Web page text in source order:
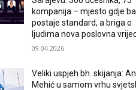
kompanija – mjesto gdje
postaje standard, a briga o
ljudima nova poslovna
09.04.2026
Veliki uspjeh bh. skijanja:
Mehić u samom vrhu